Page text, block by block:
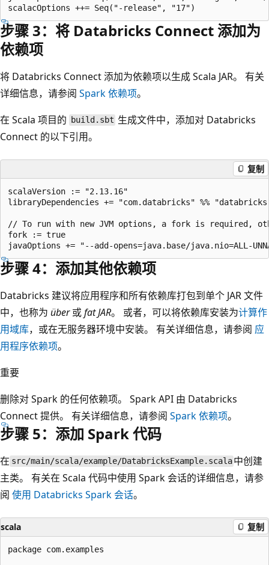
步骤 3：将 Databricks Connect 添加为
依赖项
将 Databricks Connect 添加为依赖项以生成 Scala JAR。 有关
详细信息，请参阅 Spark 依赖项。
在 Scala 项目的
build.sbt 生成文件中，添加对 Databricks
Connect 的以下引用。
复制
scalaVersion := "2.13.16"
libraryDependencies += "com.databricks" %%
// To run with new JVM options, a fork is required,
fork := true
步骤 4：添加其他依赖项
Databricks 建议将应用程序和所有依赖库打包到单个 JAR 文件
中，也称为 über或fat JAR。 或者，可以将依赖库安装为计算作
用域库，或在无服务器环境中安装。 有关详细信息，请参阅 应
用程序依赖项。
重要
删除对 Spark 的任何依赖项。 Spark API 由 Databricks
Connect 提供。 有关详细信息，请参阅 Spark 依赖项。
步骤 5：添加 Spark 代码
在 src/main/scala/example/DatabricksExample.scala 中创建
主类。 有关在 Scala 代码中使用 Spark 会话的详细信息，请参
阅 使用 Databricks Spark 会话。
scala 复制
package com.examples